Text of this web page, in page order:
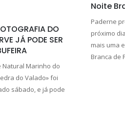
DO
JÁ PODE SER
Natural Marinho do
do Valado» foi
sábado, e já pode
Noite
Paderne
próximo
mais uma
Branca de